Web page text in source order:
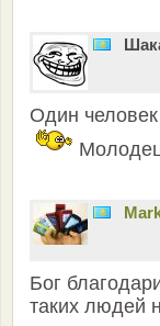
Один
Бог
таких людей